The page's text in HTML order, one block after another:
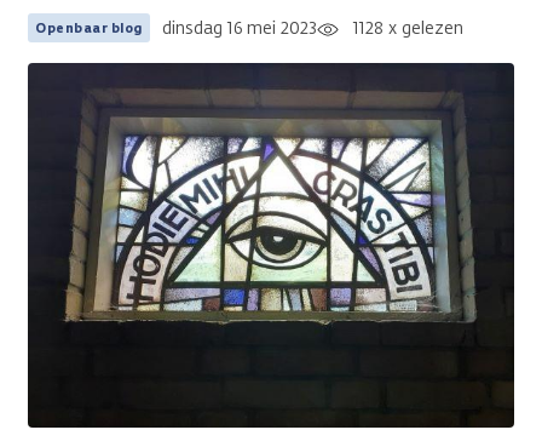
Openbaar blog dinsdag 16 mei 2023 1128 x gelezen